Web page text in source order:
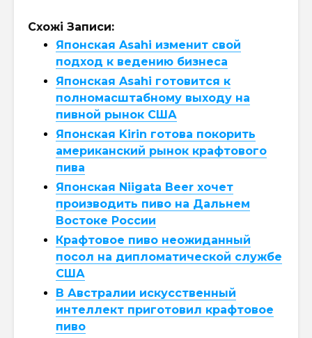
Схожі Записи:
Японская Asahi изменит свой
подход к ведению бизнеса
Японская Asahi готовится к
полномасштабному выходу на
пивной рынок США
Японская Kirin готова покорить
американский рынок крафтового
пива
Японская Niigata Beer хочет
производить пиво на Дальнем
Востоке России
Крафтовое пиво неожиданный
посол на дипломатической службе
США
В Австралии искусственный
интеллект приготовил крафтовое
пиво